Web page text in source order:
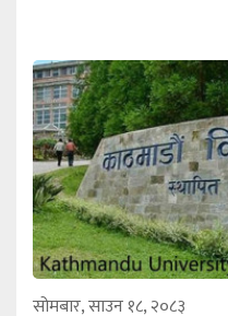
सोमबार, साउन १८, २०८३